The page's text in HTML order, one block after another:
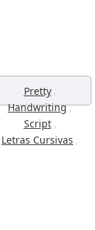
Pretty ,
Handwriting,
Script ,
Letras Cursivas ,